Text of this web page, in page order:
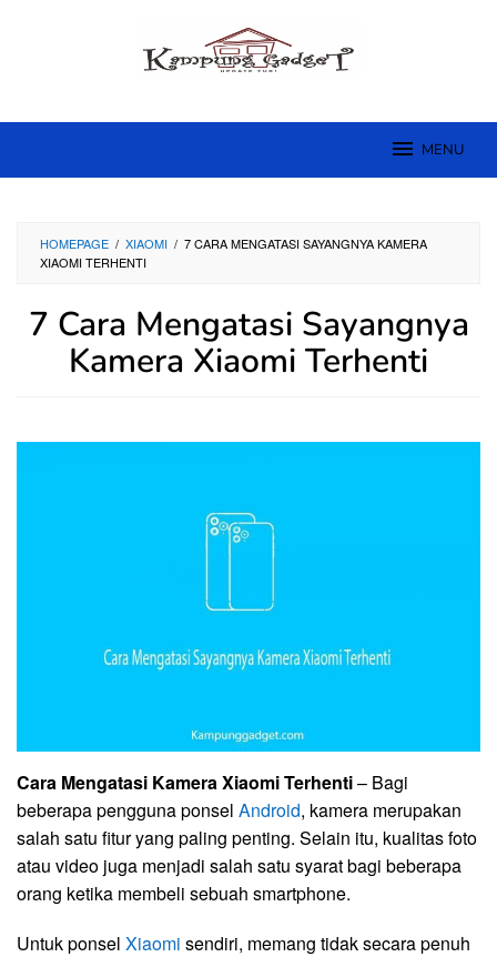
MENU
HOMEPAGE / XIAOMI / 7 CARA MENGATASI SAYANGNYA KAMERA
XIAOMI TERHENTI
7 Cara Mengatasi Sayangnya
Kamera Xiaomi Terhenti
Cara Mengatasi Kamera Xiaomi Terhenti– Bagi
beberapa pengguna ponsel Android, kamera merupakan
salah satu fitur yang paling penting. Selain itu, kualitas foto
atau video juga menjadi salah satu syarat bagi beberapa
orang ketika membeli sebuah smartphone.
Untuk ponsel Xiaomi sendiri, memang tidak secara penuh